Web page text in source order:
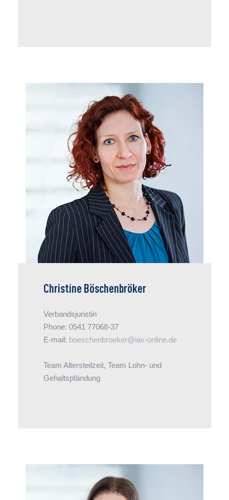
Die Mitgliederinteressen hat Christine
Böschenbröker im Blick, wenn es um die
Auswahl der Rundschreiben-Themen und die
Betreuung ihres Personalleiterkreises geht.
Dies gilt auch für die allgemeine
Rechtsberatung, insbesondere zu Altersteilzeit
oder Lohn- und Gehaltspfändung. Von ihrer
Erfahrung profitieren die Unternehmen bei
Einigungsstellen und Haustarifverhandlungen.
Christine Böschenbröker
Verbandsjuristin
Phone: 0541 77068-37
E-mail: boeschenbroeker@iav-online.de
Team Altersteilzeit, Team Lohn- und
Gehaltspfändung